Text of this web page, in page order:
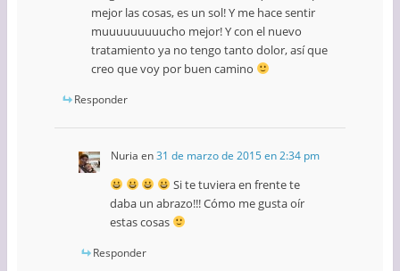
mejor las cosas, es un sol! Y me hace sentir
muuuuuuuuucho mejor! Y con el nuevo
tratamiento ya no tengo tanto dolor, así que
creo que voy por buen camino
Responder
Nuria en31 de marzo de 2015 en 2:34 pm
Si te tuviera en frente te
daba un abrazo!!! Cómo me gusta oír
estas cosas
Responder